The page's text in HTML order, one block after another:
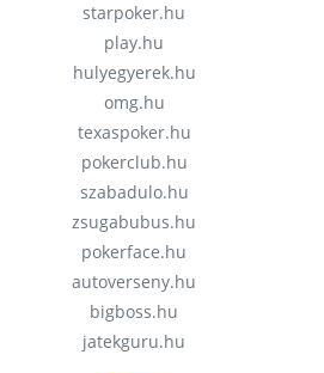
starpoker.hu
play.hu
hulyegyerek.hu
omg.hu
texaspoker.hu
pokerclub.hu
szabadulo.hu
zsugabubus.hu
pokerface.hu
autoverseny.hu
bigboss.hu
jatekguru.hu